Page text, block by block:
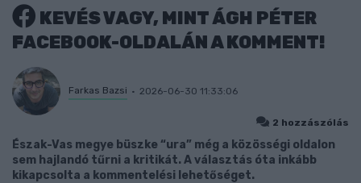
KEVÉS VAGY, MINT ÁGH PÉTER
FACEBOOK-OLDALÁN A KOMMENT!
Farkas Bazsi 2026-06-30 11:33:06
2 hozzászólás
Észak-Vas megye büszke “ura” még a közösségi oldalon
sem hajlandó tűrni a kritikát. A választás óta inkább
kikapcsolta a kommentelési lehetőséget.